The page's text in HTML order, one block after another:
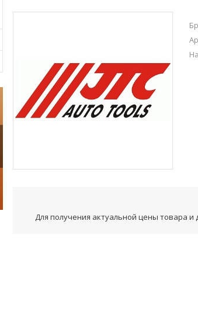
Для получения актуальной цены товара и